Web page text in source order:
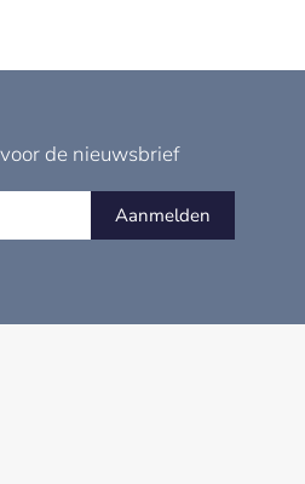
de nieuwsbrief
Aanmelden